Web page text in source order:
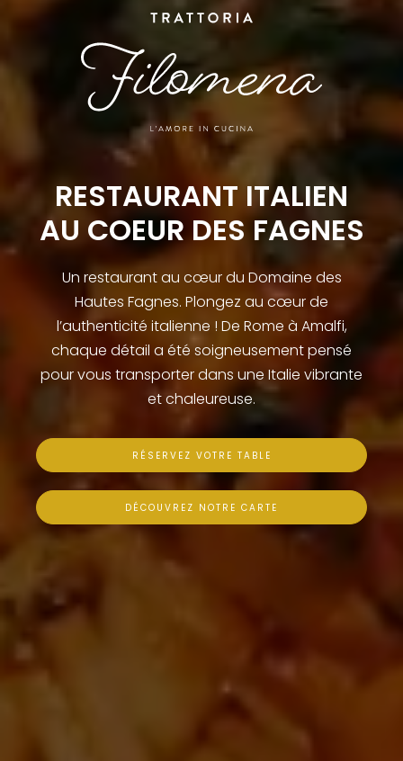
RESTAURANT ITALIEN
AU COEUR DES FAGNES
Un restaurant au cœur du Domaine des
Hautes Fagnes. Plongez au cœur de
l’authenticité italienne ! De Rome à Amalfi,
chaque détail a été soigneusement pensé
pour vous transporter dans une Italie vibrante
et chaleureuse.
RÉSERVEZ VOTRE TABLE
DÉCOUVREZ NOTRE CARTE